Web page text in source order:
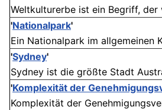
Weltkulturerbe ist ein Begriff, der
'Nationalpark'
Ein Nationalpark im allgemeinen
'Sydney'
Sydney ist die größte Stadt
'Komplexität der
Komplexität der